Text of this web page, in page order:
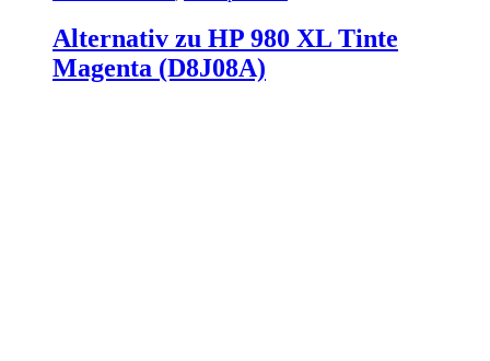
Alternativ zu HP 980 XL Tinte
Magenta (D8J08A)